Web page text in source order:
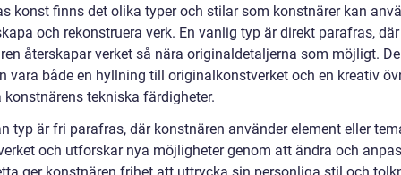
konst finns det olika typer och stilar som konstnärer kan
och rekonstruera verk. En vanlig typ är direkt parafras, där
återskapar verket så nära originaldetaljerna som möjligt.
vara både en hyllning till originalkonstverket och en kreativ
konstnärens tekniska färdigheter.
typ är fri parafras, där konstnären använder element eller
och utforskar nya möjligheter genom att ändra och